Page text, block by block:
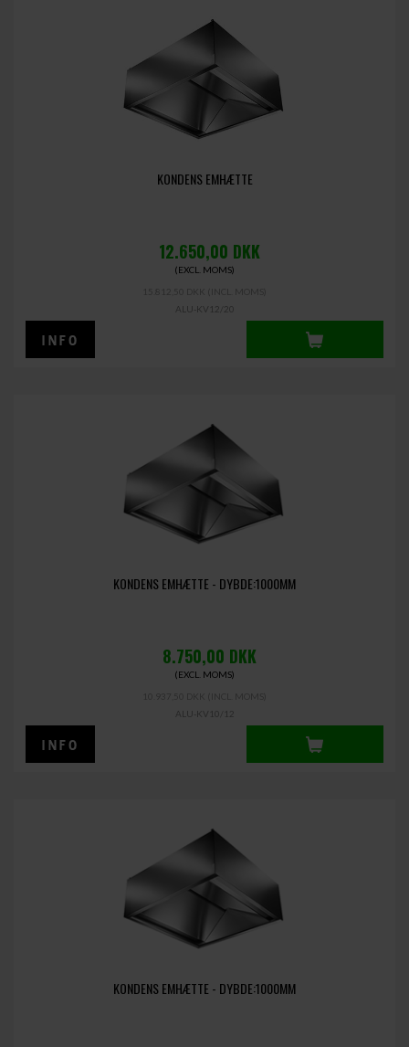
KONDENS EMHÆTTE
12.650,00 DKK
(EXCL. MOMS)
ALU-KV12/20
KONDENS EMHÆTTE - DYBDE:1000MM
8.750,00 DKK
(EXCL. MOMS)
ALU-KV10/12
KONDENS EMHÆTTE - DYBDE:1000MM